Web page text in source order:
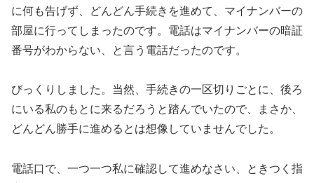
に何も告げず、どんどん手続きを進めて、マイナンバーの
部屋に行ってしまったのです。電話はマイナンバーの暗証
番号がわからない、と言う電話だったのです。
びっくりしました。当然、手続きの一区切りごとに、後ろ
にいる私のもとに来るだろうと踏んでいたので、まさか、
どんどん勝手に進めるとは想像していませんでした。
電話口で、一つ一つ私に確認して進めなさい、ときつく指